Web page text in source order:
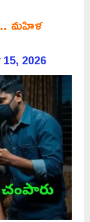
మహిళ
2026